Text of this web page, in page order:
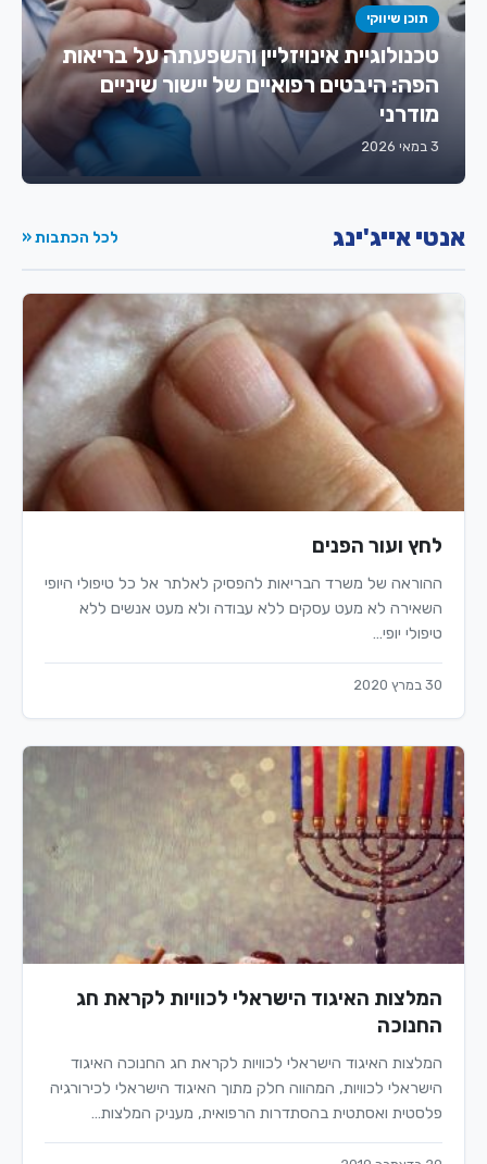
תוכן שיווקי
טכנולוגיית אינויזליין והשפעתה על בריאות
הפה: היבטים רפואיים של יישור שיניים
מודרני
3 במאי 2026
אנטי אייג'ינג לכל הכתבות «
לחץ ועור הפנים
ההוראה של משרד הבריאות להפסיק לאלתר אל כל טיפולי היופי
השאירה לא מעט עסקים ללא עבודה ולא מעט אנשים ללא
טיפולי יופי…
30 במרץ 2020
המלצות האיגוד הישראלי לכוויות לקראת חג
החנוכה
המלצות האיגוד הישראלי לכוויות לקראת חג החנוכה האיגוד
הישראלי לכוויות, המהווה חלק מתוך האיגוד הישראלי לכירורגיה
פלסטית ואסתטית בהסתדרות הרפואית, מעניק המלצות…